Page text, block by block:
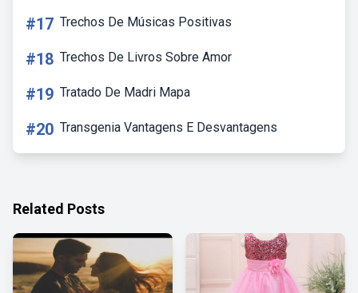
#17 Trechos De Músicas Positivas
#18 Trechos De Livros Sobre Amor
#19 Tratado De Madri Mapa
#20 Transgenia Vantagens E Desvantagens
Related Posts